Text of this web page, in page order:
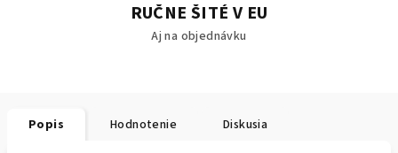
RUČNE ŠITÉ V EU
Aj na objednávku
Popis Hodnotenie Diskusia